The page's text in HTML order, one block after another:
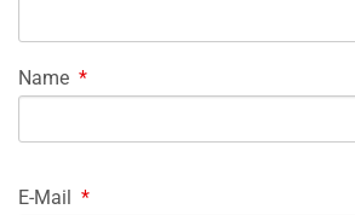
Name *
E-Mail *